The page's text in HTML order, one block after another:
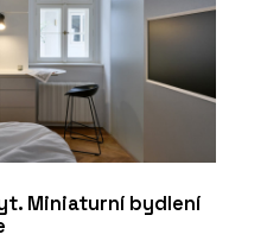
Miniaturní bydlení